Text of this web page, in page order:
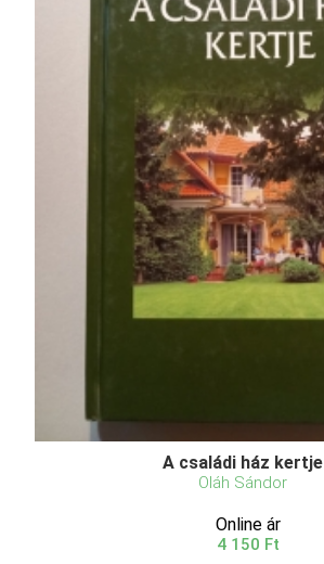
A családi ház kertje
Oláh Sándor
Online ár
4 150 Ft